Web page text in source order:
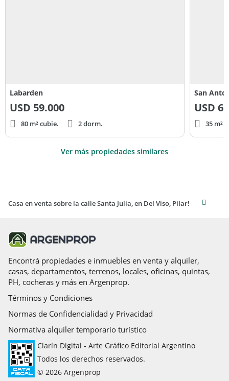
Labarden
USD 59.000
80 m² cubie. 2 dorm.
San
USD
35 m²
Ver más propiedades similares
Casa en venta sobre la calle Santa Julia, en Del Viso, Pilar!
Encontrá propiedades e inmuebles en venta y alquiler,
casas, departamentos, terrenos, locales, oficinas, quintas,
PH, cocheras y más en Argenprop.
Términos y Condiciones
Normas de Confidencialidad y Privacidad
Normativa alquiler temporario turístico
Clarín Digital - Arte Gráfico Editorial Argentino
Todos los derechos reservados.
© 2026 Argenprop